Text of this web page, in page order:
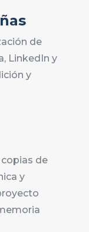
de
LinkedIn y
y
de
y